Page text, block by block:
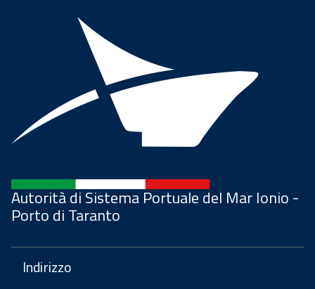
Autorità di Sistema Portuale del Mar Ionio -
Porto di Taranto
Indirizzo